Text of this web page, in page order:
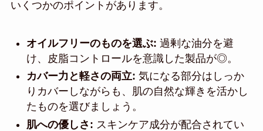
いくつかのポイントがあります。
オイルフリーのものを選ぶ: 過剰な油分を避
け、皮脂コントロールを意識した製品が◎。
カバー力と軽さの両立: 気になる部分はしっか
りカバーしながらも、肌の自然な輝きを活かし
たものを選びましょう。
肌への優しさ: スキンケア成分が配合されてい